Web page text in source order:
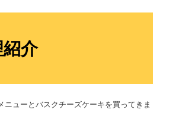
介
ニューとバスクチーズケーキを買ってきま